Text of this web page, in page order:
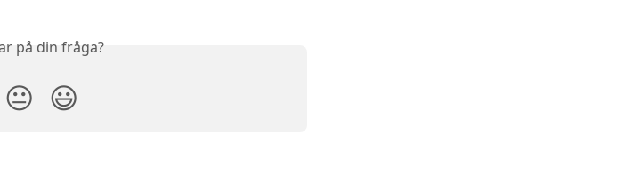
på din fråga?
😐 😃